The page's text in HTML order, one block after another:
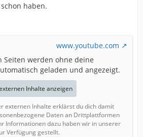
haben.
www.youtube.com
Seiten werden ohne deine
geladen und angezeigt.
Inhalte anzeigen
externen Inhalte erklärst du dich damit
Daten an Drittplattformen
Informationen dazu haben wir in unserer
Verfügung gestellt.